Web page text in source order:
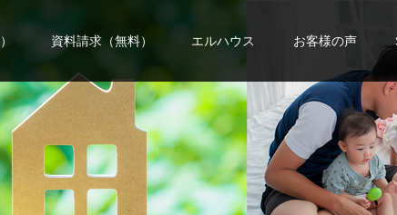
資料請求（無料） エルハウス お客様の声